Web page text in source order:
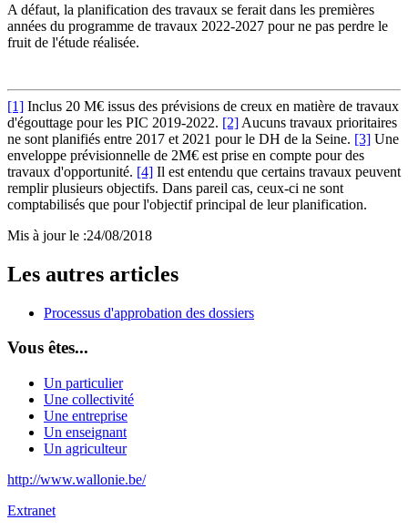
A défaut, la planification des travaux se ferait dans les premières
années du programme de travaux 2022-2027 pour ne pas perdre le
fruit de l'étude réalisée.
[1] Inclus 20 M€ issus des prévisions de creux en matière de travaux
d'égouttage pour les PIC 2019-2022. [2] Aucuns travaux prioritaires
ne sont planifiés entre 2017 et 2021 pour le DH de la Seine. [3] Une
enveloppe prévisionnelle de 2M€ est prise en compte pour des
travaux d'opportunité. [4] Il est entendu que certains travaux peuvent
remplir plusieurs objectifs. Dans pareil cas, ceux-ci ne sont
comptabilisés que pour l'objectif principal de leur planification.
Mis à jour le :24/08/2018
Les autres articles
Processus d'approbation des dossiers
Vous êtes...
Un particulier
Une collectivité
Une entreprise
Un enseignant
Un agriculteur
http://www.wallonie.be/
Extranet